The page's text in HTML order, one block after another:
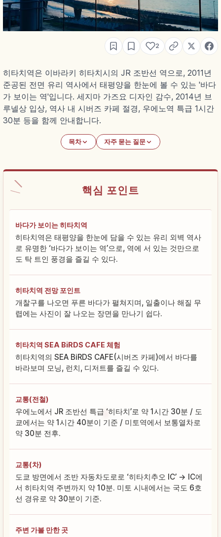
2
히타치역은 이바라키 히타치시의 JR 조반선 역으로, 2011년
준공된 전면 유리 역사에서 태평양을 한눈에 볼 수 있는 '바다
가 보이는 역'입니다. 세지마 가즈요 디자인 감수, 2014년 브
루넬상 입상, 역사 내 시버즈 카페 절경, 우에노역 특급 1시간
30분 등을 함께 안내합니다.
목차 자주 묻는 질문
핵심 포인트
바다가 보이는 히타치역
히타치역은 태평양을 한눈에 담을 수 있는 유리 외벽 역사
로 유명한 ‘바다가 보이는 역’으로, 역에 서 있는 것만으로
도 탁 트인 풍경을 즐길 수 있다.
히타치역 전망 포인트
개찰구를 나오면 푸른 바다가 펼쳐지며, 일출이나 해질 무
렵에는 사진이 잘 나오는 장면을 만나기 쉽다.
히타치역 SEA BiRDS CAFE 체험
히타치역의 SEA BiRDS CAFE(시버즈 카페)에서 바다를
바라보며 모닝, 런치, 디저트를 즐길 수 있다.
교통(전철)
우에노에서 JR 조반선 특급 ‘히타치’로 약 1시간 30분 / 도
쿄에서는 약 1시간 40분이 기준 / 미토역에서 보통열차로
약 30분 전후.
교통(차)
도쿄 방면에서 조반 자동차도로로 ‘히타치추오 IC’ → IC에
서 히타치역 주변까지 약 10분. 미토 시내에서는 국도 6호
선 경유로 약 30분이 기준.
주변 가볼 만한 곳